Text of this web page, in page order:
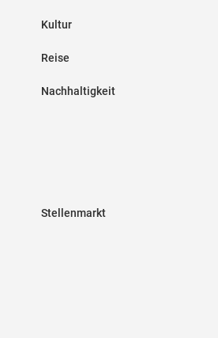
Kultur
Reise
Nachhaltigkeit
Stellenmarkt